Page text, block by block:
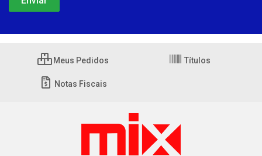
Meus Pedidos Títulos
Notas Fiscais